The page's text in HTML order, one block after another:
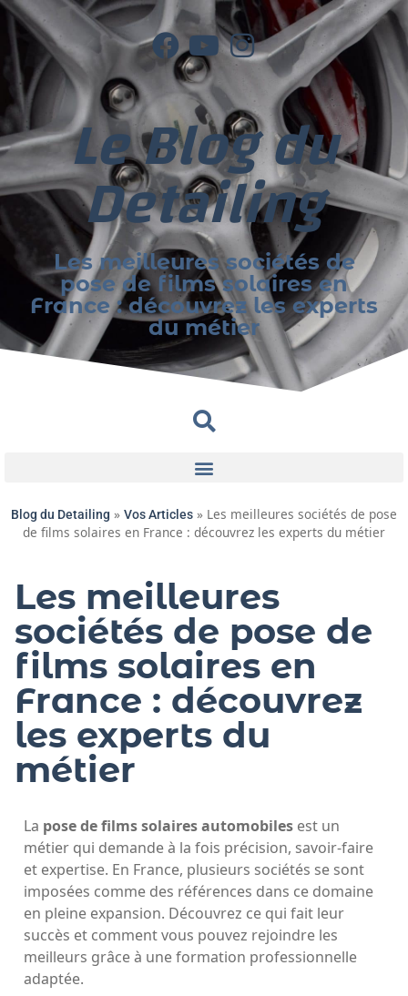
Le Blog du
Detailing
Les meilleures sociétés de
pose de films solaires en
France : découvrez les experts
du métier
Blog du Detailing » Vos Articles » Les meilleures sociétés de pose
de films solaires en France : découvrez les experts du métier
Les meilleures
sociétés de pose de
films solaires en
France : découvrez
les experts du
métier
La pose de films solaires automobiles est un
métier qui demande à la fois précision, savoir-faire
et expertise. En France, plusieurs sociétés se sont
imposées comme des références dans ce domaine
en pleine expansion. Découvrez ce qui fait leur
succès et comment vous pouvez rejoindre les
meilleurs grâce à une formation professionnelle
adaptée.